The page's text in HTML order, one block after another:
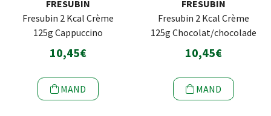
FRESUBIN
Fresubin 2 Kcal Crème
125g Cappuccino
10,45€
MAND
FRESUBIN
Fresubin 2 Kcal Crème
125g Chocolat/chocolade
10,45€
MAND